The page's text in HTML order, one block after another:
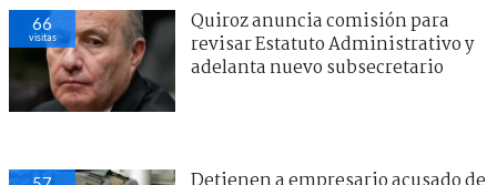
66
visitas
Quiroz anuncia comisión para
revisar Estatuto Administrativo y
adelanta nuevo subsecretario